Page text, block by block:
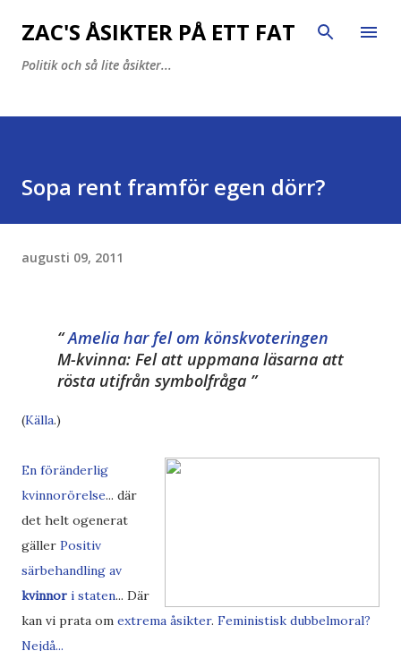
Fortsätt till huvudinnehåll
ZAC'S ÅSIKTER PÅ ETT FAT
Politik och så lite åsikter...
Sopa rent framför egen dörr?
augusti 09, 2011
Amelia har fel om könskvoteringen
M-kvinna: Fel att uppmana läsarna att
rösta utifrån symbolfråga
(Källa.)
En föränderlig
kvinnorörelse... där
det helt ogenerat
gäller Positiv
särbehandling av
kvinnor i staten... Där
kan vi prata om extrema åsikter. Feministisk dubbelmoral?
Nejdå...